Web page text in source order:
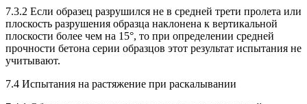
7.3.2 Если образец разрушился не в средней трети пролета или
плоскость разрушения образца наклонена к вертикальной
плоскости более чем на 15°, то при определении средней
прочности бетона серии образцов этот результат испытания не
учитывают.
7.4 Испытания на растяжение при раскалывании